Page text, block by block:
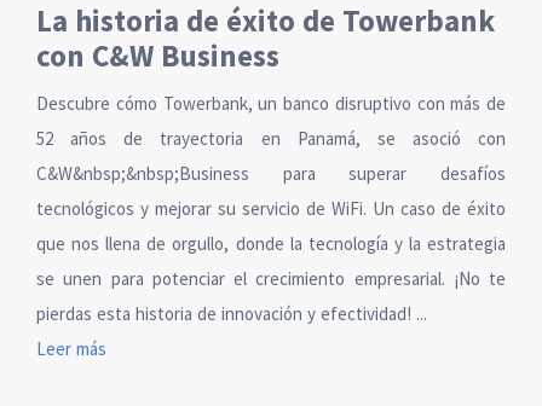
La historia de éxito de Towerbank
con C&W Business
Descubre cómo Towerbank, un banco disruptivo con más de
52 años de trayectoria en Panamá, se asoció con
C&W&nbsp;&nbsp;Business para superar desafíos
tecnológicos y mejorar su servicio de WiFi. Un caso de éxito
que nos llena de orgullo, donde la tecnología y la estrategia
se unen para potenciar el crecimiento empresarial. ¡No te
pierdas esta historia de innovación y efectividad! ...
Leer más